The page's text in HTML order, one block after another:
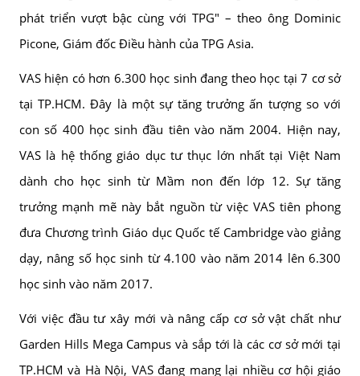
phát triển vượt bậc cùng với TPG" – theo ông Dominic
Picone, Giám đốc Điều hành của TPG Asia.
VAS hiện có hơn 6.300 học sinh đang theo học tại 7 cơ sở
tại TP.HCM. Đây là một sự tăng trưởng ấn tượng so với
con số 400 học sinh đầu tiên vào năm 2004. Hiện nay,
VAS là hệ thống giáo dục tư thục lớn nhất tại Việt Nam
dành cho học sinh từ Mầm non đến lớp 12. Sự tăng
trưởng mạnh mẽ này bắt nguồn từ việc VAS tiên phong
đưa Chương trình Giáo dục Quốc tế Cambridge vào giảng
dạy, nâng số học sinh từ 4.100 vào năm 2014 lên 6.300
học sinh vào năm 2017.
Với việc đầu tư xây mới và nâng cấp cơ sở vật chất như
Garden Hills Mega Campus và sắp tới là các cơ sở mới tại
TP.HCM và Hà Nội, VAS đang mang lại nhiều cơ hội giáo